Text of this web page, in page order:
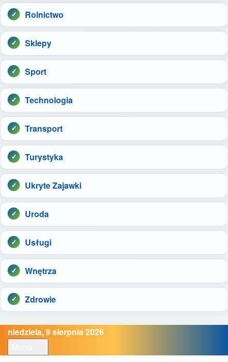
Rolnictwo
Sklepy
Sport
Technologia
Transport
Turystyka
Ukryte Zajawki
Uroda
Usługi
Wnętrza
Zdrowie
niedziela, 9 sierpnia 2026